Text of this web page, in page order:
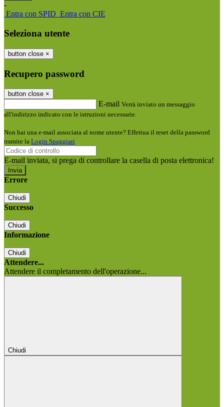
-
Entra con SPID Entra con CIE
Seleziona utente
button close ×
Recupero password
button close ×
E-mail Verrà inviato un messaggio
all'indirizzo indicato con le istruzioni necessarie.
Non hai una e-mail associata al nome utente? Effettua il reset della password
tramite la Login Spaggiari
E-mail inviata, si prega di controllare la casella di posta elettronica!
Errore
Chiudi
Successo
Chiudi
Informazione
Chiudi
Attendere...
Attendere il completamento dell'operazione...
Chiudi